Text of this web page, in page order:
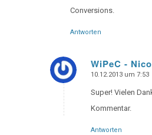
Conversions.
Antworten
WiPeC -
says:
10.12.2013 um 7:53
Super! Vielen
Kommentar.
Antworten